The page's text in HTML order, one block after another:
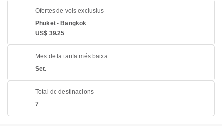
Ofertes de vols exclusius
Phuket - Bangkok
US$ 39.25
Mes de la tarifa més baixa
Set.
Total de destinacions
7